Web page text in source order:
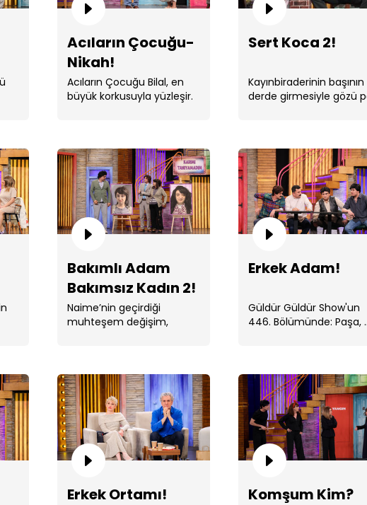
Acıların Çocuğu-
Nikah!
Acıların Çocuğu Bilal, en
büyük korkusuyla yüzleşir.
Sert Koca 2!
Kayınbiraderinin başının
derde girmesiyle gözü
Bakımlı Adam
Bakımsız Kadın 2!
Naime’nin geçirdiği
muhteşem değişim,
Erkek Adam!
Güldür Güldür Show'un
446. Bölümünde: Paşa,
Erkek Ortamı! Komşum Kim?